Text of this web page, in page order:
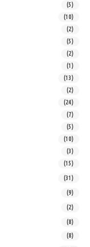
(5)
(10)
(2)
(5)
(2)
(1)
(13)
(2)
(24)
(7)
(5)
(10)
(3)
(15)
(31)
(9)
(2)
(8)
(8)